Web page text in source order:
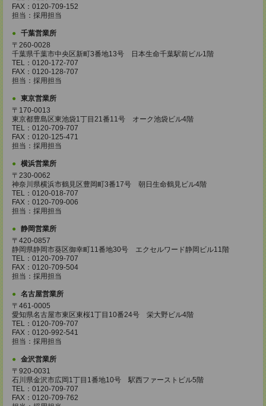
FAX：0120-709-152
担当：採用担当
千葉営業所
〒260-0028
千葉県千葉市中央区新町3番地13号 日本生命千葉駅前ビル1階
TEL：0120-172-707
FAX：0120-128-707
担当：採用担当
東京営業所
〒170-0013
東京都豊島区東池袋1丁目21番11号 オーク池袋ビル4階
TEL：0120-709-707
FAX：0120-125-471
担当：採用担当
横浜営業所
〒230-0062
神奈川県横浜市鶴見区豊岡町3番17号 朝日生命鶴見ビル4階
TEL：0120-018-707
FAX：0120-709-006
担当：採用担当
静岡営業所
〒420-0857
静岡県静岡市葵区御幸町11番地30号 エクセルワード静岡ビル11階
TEL：0120-709-707
FAX：0120-709-504
担当：採用担当
名古屋営業所
〒461-0005
愛知県名古屋市東区東桜1丁目10番24号 栄大野ビル4階
TEL：0120-709-707
FAX：0120-992-541
担当：採用担当
金沢営業所
〒920-0031
石川県金沢市広岡1丁目1番地10号 駅西ファーストビル5階
TEL：0120-709-707
FAX：0120-709-762